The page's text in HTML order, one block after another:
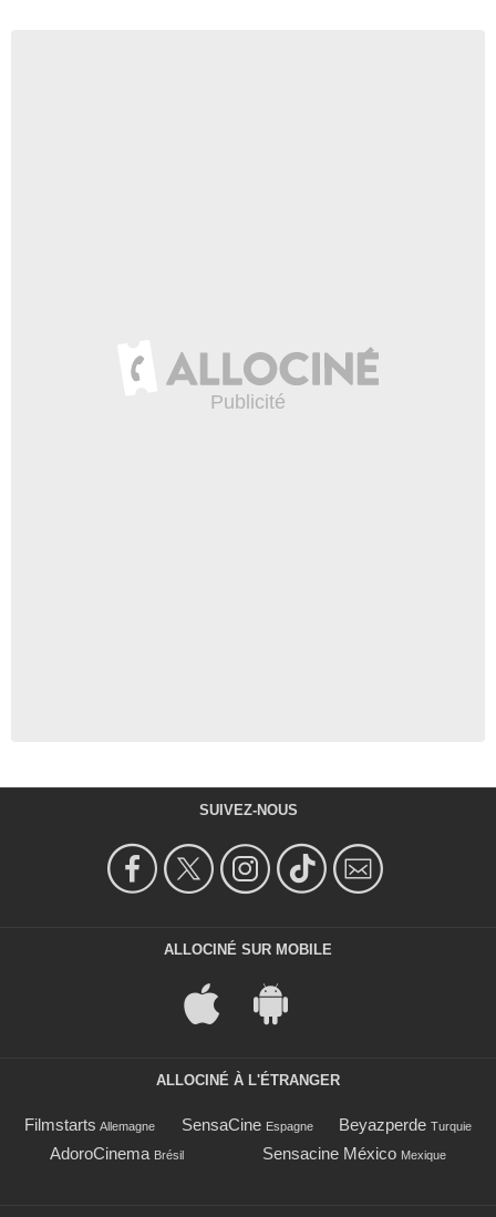
SUIVEZ-NOUS
ALLOCINÉ SUR MOBILE
ALLOCINÉ À L'ÉTRANGER
Filmstarts Allemagne SensaCine Espagne Beyazperde Turquie
AdoroCinema Brésil Sensacine México Mexique